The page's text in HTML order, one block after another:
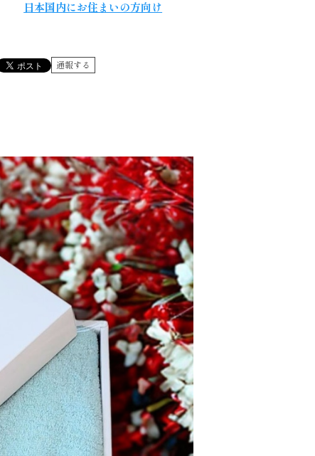
日本国内にお住まいの方向け
通報する